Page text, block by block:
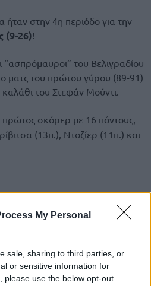
My Personal
sale, sharing to third parties, or
or sensitive information for
please use the below opt-out
στην 4η περιόδο για την
(9-26)!
του Βελιγραδίου
ματς του πρώτου γύρου (89-91)
του Στεφάν Μούντι.
πρώτος σκόρερ με 16 πόντους,
(13π.), Ντοζίερ (11π.) και